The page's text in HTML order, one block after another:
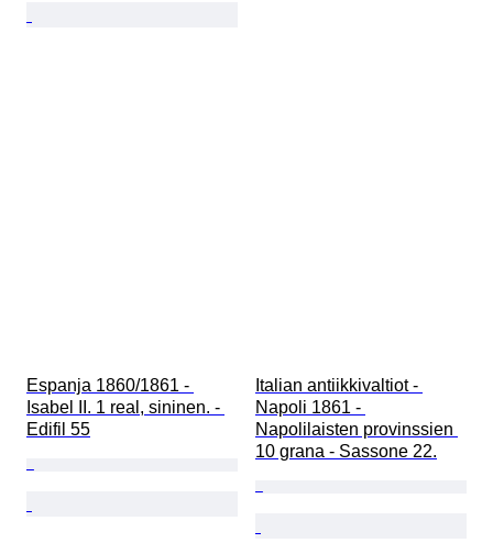
Espanja 1860/1861 -
Isabel II. 1 real, sininen. -
Edifil 55
Italian antiikkivaltiot -
Napoli 1861 -
Napolilaisten provinssien
10 grana - Sassone 22.